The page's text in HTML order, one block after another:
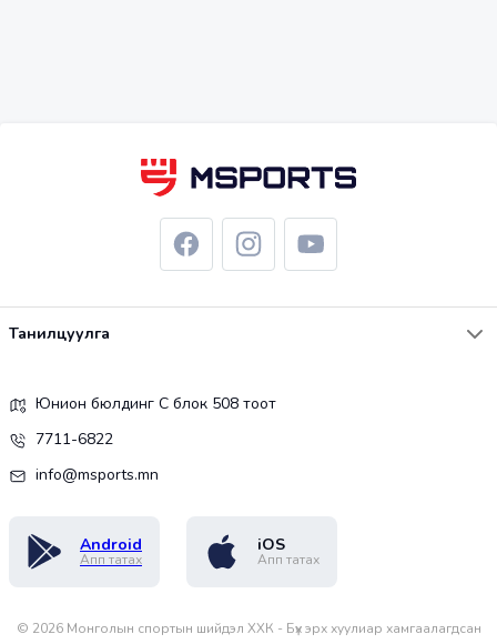
Танилцуулга
Юнион бюлдинг С блок 508 тоот
7711-6822
info@msports.mn
Android
Апп татах
iOS
Апп татах
© 2026Монголын спортын шийдэл ХХК - Бүх эрх хуулиар хамгаалагдсан